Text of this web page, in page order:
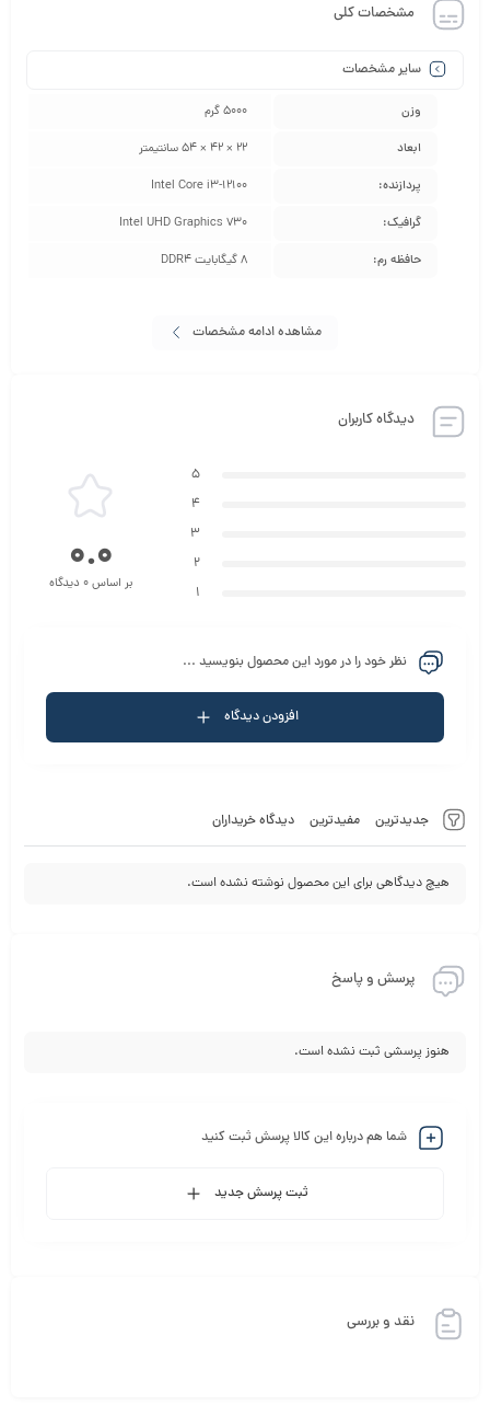
داشته باشید، این مدل قابلیت ارتقای حافظه رم و هارد را نیز دارد.
از نظر طراحی، این دستگاه با ظاهر مدرن و پایه مقاوم خود جلوه‌ای زیبا و
در مجموع، کامپیوتر آل این وان MAYA مدل MA24 D12 با مشخصات
سخت‌افزاری مناسب و قیمت اقتصادی، انتخابی عالی برای کاربرانی است
مشخصات کلی
سایر مشخصات
وزن 5000 گرم
ابعاد 22 × 42 × 54 سانتیمتر
پردازنده: Intel Core i3-12100
گرافیک: Intel UHD Graphics 730
حافظه رم: 8 گیگابایت DDR4
مشاهده ادامه مشخصات
دیدگاه کاربران
جدیدترین مفیدترین دیدگاه خریداران
هیچ دیدگاهی برای این محصول نوشته نشده است.
5
4
3
2
1
0.0
بر اساس 0 دیدگاه
نظر خود را در مورد این محصول بنویسید ...
افزودن دیدگاه
پرسش و پاسخ
هنوز پرسشی ثبت نشده است.
شما هم درباره این کالا پرسش ثبت کنید
ثبت پرسش جدید
نقد و بررسی